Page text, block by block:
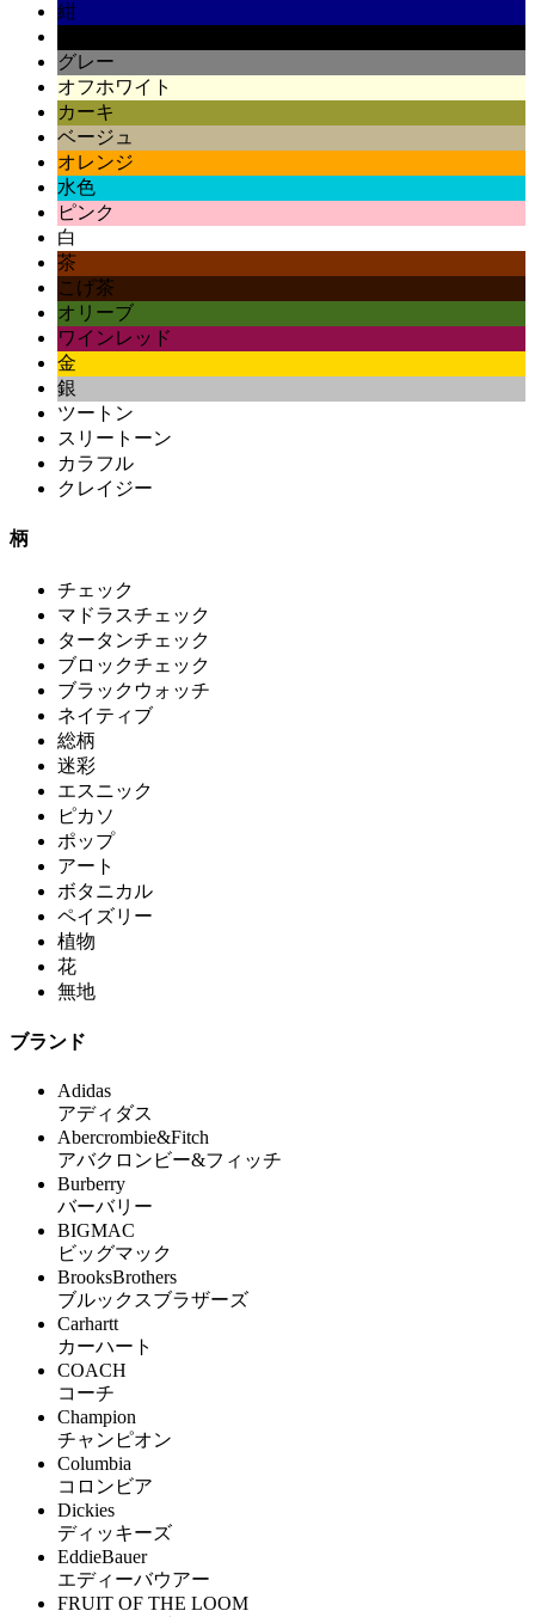
紺
グレー
オフホワイト
カーキ
ベージュ
オレンジ
水色
ピンク
白
茶
こげ茶
オリーブ
ワインレッド
金
銀
ツートン
スリートーン
カラフル
クレイジー
柄
チェック
マドラスチェック
タータンチェック
ブロックチェック
ブラックウォッチ
ネイティブ
総柄
迷彩
エスニック
ピカソ
ポップ
アート
ボタニカル
ペイズリー
植物
花
無地
ブランド
Adidas
アディダス
Abercrombie&Fitch
アバクロンビー&フィッチ
Burberry
バーバリー
BIGMAC
ビッグマック
BrooksBrothers
ブルックスブラザーズ
Carhartt
カーハート
COACH
コーチ
Champion
チャンピオン
Columbia
コロンビア
Dickies
ディッキーズ
EddieBauer
エディーバウアー
FRUIT OF THE LOOM